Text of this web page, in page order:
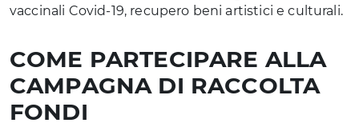
vaccinali Covid-19, recupero beni artistici e culturali.
COME PARTECIPARE ALLA
CAMPAGNA DI RACCOLTA
FONDI